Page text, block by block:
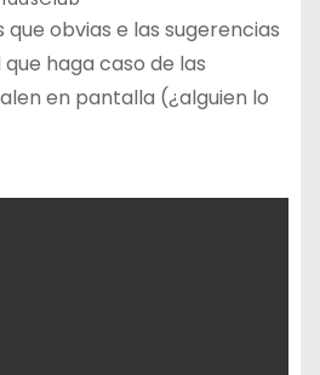
que obvias e las sugerencias
haga caso de las
en pantalla (¿alguien lo